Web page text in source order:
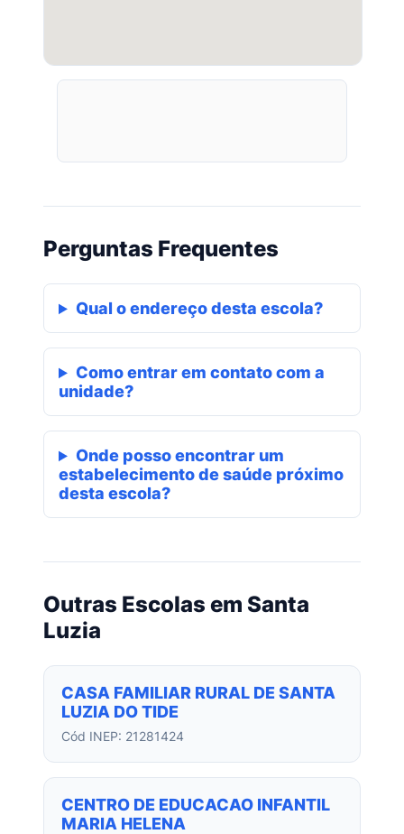
Perguntas Frequentes
Qual o endereço desta escola?
Como entrar em contato com a
unidade?
Onde posso encontrar um
estabelecimento de saúde próximo
desta escola?
Outras Escolas em Santa
Luzia
CASA FAMILIAR RURAL DE SANTA
LUZIA DO TIDE
Cód INEP: 21281424
CENTRO DE EDUCACAO INFANTIL
MARIA HELENA